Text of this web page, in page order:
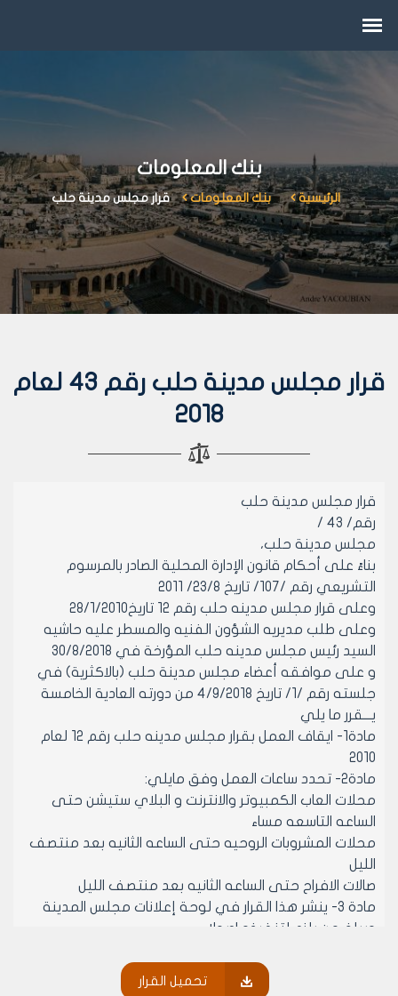
بنك المعلومات
الرئيسية بنك المعلومات قرار مجلس مدينة حلب
قرار مجلس مدينة حلب رقم 43 لعام
2018
قرار مجلس مدينة حلب
رقم/ 43 /
مجلس مدينة حلب،
بناءً على أحكام قانون الإدارة المحلية الصادر بالمرسوم
التشريعي رقم /107/ تاريخ 23/8/ 2011
وعلى قرار مجلس مدينه حلب رقم 12 تاريخ٢٨/١/٢٠١٠
وعلى طلب مديريه الشؤون الفنيه والمسطر عليه حاشيه
السيد رئيس مجلس مدينه حلب المؤرخة في ٣٠/٨/٢٠١٨
و على موافقه أعضاء مجلس مدينة حلب (بالاكثرية) في
جلسته رقم /1/ تاريخ 4/9/2018 من دورته العادية الخامسة
يـــقرر ما يلي
مادة1- ايقاف العمل بقرار مجلس مدينه حلب رقم 12 لعام
2010
مادة2- تحدد ساعات العمل وفق مايلي:
محلات العاب الكمبيوتر والانترنت و البلاي ستيشن حتى
الساعه التاسعه مساء
محلات المشروبات الروحيه حتى الساعه الثانيه بعد منتصف
الليل
صالات الافراح حتى الساعه الثانيه بعد منتصف الليل
مادة 3- ينشر هذا القرار في لوحة إعلانات مجلس المدينة
ويبلغ من يلزم لتنفيذه اصولا
رئيس مجلس مدينة حلب
تحميل القرار